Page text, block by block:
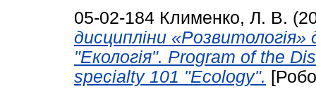
05-02-184 Клименко, Л. В.
дисципліни
"Екологія". Program of the
specialty 101 "Ecology".